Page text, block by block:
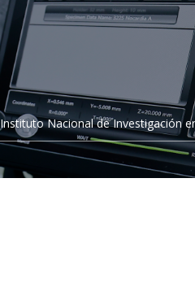
Instituto Nacional de Investigación